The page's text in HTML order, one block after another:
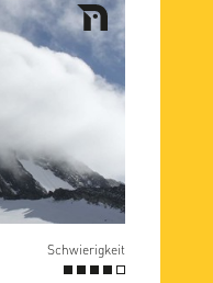
Schwierigkeit